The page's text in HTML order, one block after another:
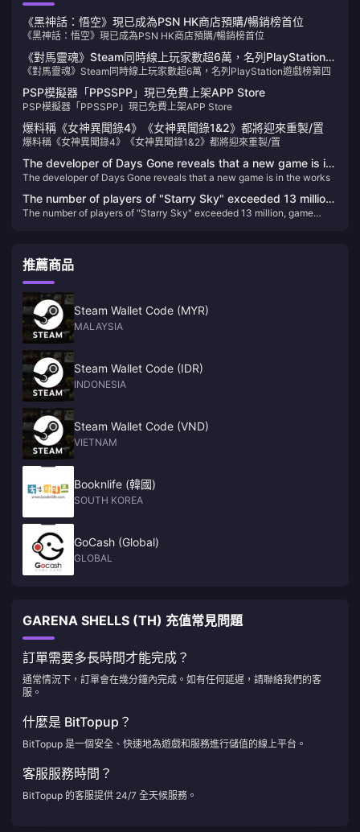
《黑神話：悟空》現已成為PSN HK商店預購/暢銷榜首位
《黑神話：悟空》現已成為PSN HK商店預購/暢銷榜首位
《對馬靈魂》Steam同時線上玩家數超6萬，名列PlayStation遊
戲榜第四
《對馬靈魂》Steam同時線上玩家數超6萬，名列PlayStation遊戲榜第四
PSP模擬器「PPSSPP」現已免費上架APP Store
PSP模擬器「PPSSPP」現已免費上架APP Store
爆料稱《女神異聞錄4》《女神異聞錄1&2》都將迎來重製/置
爆料稱《女神異聞錄4》《女神異聞錄1&2》都將迎來重製/置
The developer of Days Gone reveals that a new game is in
the works
The developer of Days Gone reveals that a new game is in the works
The number of players of "Starry Sky" exceeded 13 million,
game statistics and 2024 update plan announced
The number of players of "Starry Sky" exceeded 13 million, game
推薦商品
Steam Wallet Code (MYR)
MALAYSIA
Steam Wallet Code (IDR)
INDONESIA
Steam Wallet Code (VND)
VIETNAM
Booknlife (韓國)
SOUTH KOREA
GoCash (Global)
GLOBAL
GARENA SHELLS (TH) 充值常見問題
訂單需要多長時間才能完成？
通常情況下，訂單會在幾分鐘內完成。如有任何延遲，請聯絡我們的客
服。
什麼是 BitTopup？
BitTopup 是一個安全、快速地為遊戲和服務進行儲值的線上平台。
客服服務時間？
BitTopup 的客服提供 24/7 全天候服務。